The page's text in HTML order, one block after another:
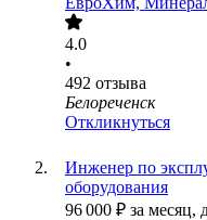
4.0
•
492 отзыва
Белореченск
Откликнуться
Инженер по
оборудования
96 000 ₽ за месяц,